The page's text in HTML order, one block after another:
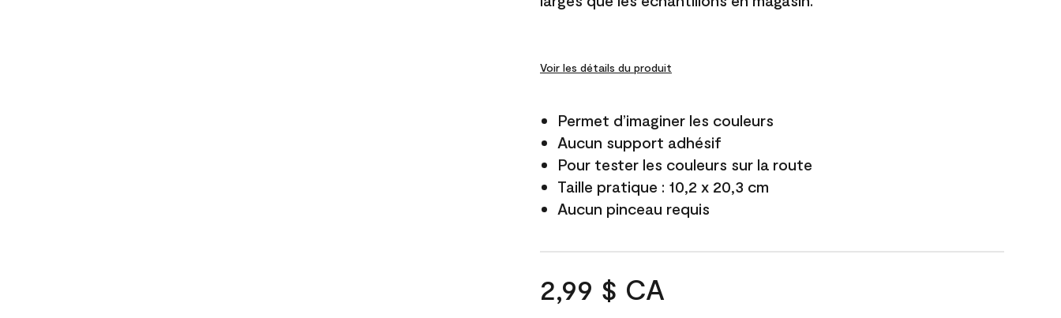
Voir les détails du produit
Permet d’imaginer les couleurs
Aucun support adhésif
Pour tester les couleurs sur la route
Taille pratique : 10,2 x 20,3 cm
Aucun pinceau requis
2,99 $ CA